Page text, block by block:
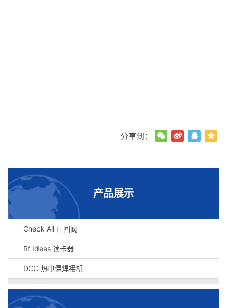
产品展示
Check All 止回阀
Rf Ideas 读卡器
DCC 热电偶焊接机
分享到：